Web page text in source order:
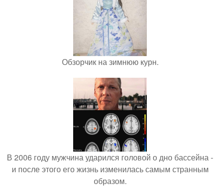
Обзорчик на зимнюю курн.
В 2006 году мужчина ударился головой о дно бассейна -
и после этого его жизнь изменилась самым странным
образом.